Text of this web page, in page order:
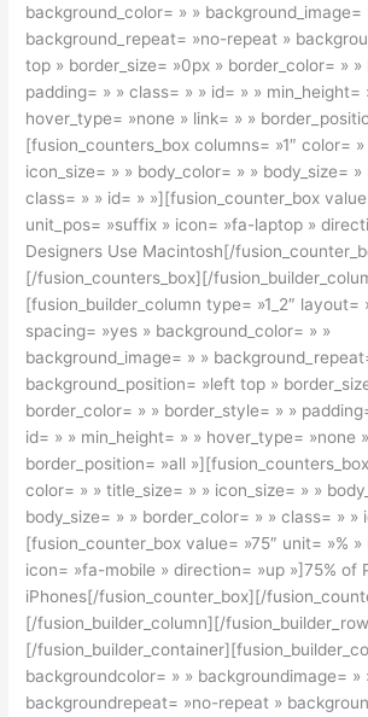
background_color= » » background_image=
background_repeat= »no-repeat »
top » border_size= »0px » border_color= » »
padding= » » class= » » id= » » min_height=
hover_type= »none » link= » »
[fusion_counters_box columns= »1″ color=
icon_size= » » body_color= » » body_size=
class= » » id= » »][fusion_counter_box
unit_pos= »suffix » icon= »fa-laptop »
Designers Use Macintosh[/
[/fusion_counters_box][/
[fusion_builder_column type= »1_2″ layout=
spacing= »yes » background_color= » »
background_image= » »
background_position= »left top »
border_color= » » border_style= » »
id= » » min_height= » » hover_type= »none
border_position= »all
color= » » title_size= » » icon_size= » »
body_size= » » border_color= » » class= » »
[fusion_counter_box value= »75″ unit= »%
icon= »fa-mobile » direction= »up »]75% of
iPhones[/fusion_counter_box][/
[/fusion_builder_column][/
[/
backgroundcolor= » » backgroundimage= »
backgroundrepeat= »no-repeat »